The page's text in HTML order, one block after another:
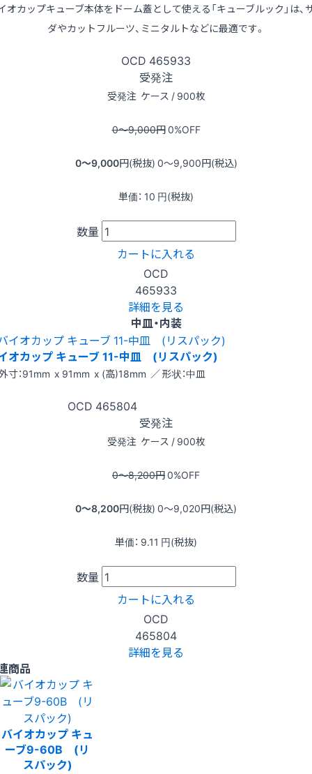
オカップキューブ本体をドーム蓋として使える「キューブルック」は、
ダやカットフルーツ、ミニタルトなどに最適です。
OCD 465933
受発注
受発注 ケース / 900枚
0〜9,000円0%OFF
0〜9,000円(税抜) 0〜9,900円(税込)
単価： 10 円(税抜)
数量
カートに入れる
OCD
465933
詳細を見る
中皿・内装
オカップ キューブ 11-中皿 (リスパック)
寸：91mm x 91mm x (高)18mm ／ 形状：中皿
OCD 465804
受発注
受発注 ケース / 900枚
0〜8,200円0%OFF
0〜8,200円(税抜) 0〜9,020円(税込)
単価： 9.11 円(税抜)
数量
カートに入れる
OCD
465804
詳細を見る
商品
バイオカップ キュ
ーブ9-60B (リ
スパック)